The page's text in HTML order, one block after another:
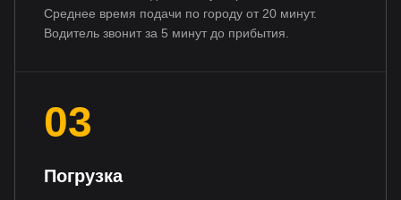
Среднее время подачи по городу от 20 минут.
Водитель звонит за 5 минут до прибытия.
03
Погрузка